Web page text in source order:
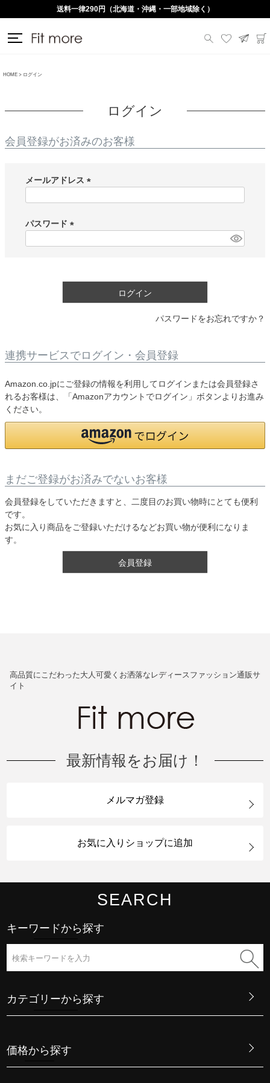
送料一律290円（北海道・沖縄・一部地域除く）
HOME ログイン
ログイン
会員登録がお済みのお客様
メールアドレス
)
パスワード
ログイン
パスワードをお忘れですか？
連携サービスでログイン・会員登録
Amazon.co.jpにご登録の情報を利用してログインまたは会員登録さ
れるお客様は、「Amazonアカウントでログイン」ボタンよりお進み
ください。
まだご登録がお済みでないお客様
会員登録をしていただきますと、二度目のお買い物時にとても便利
です。
お気に入り商品をご登録いただけるなどお買い物が便利になりま
す。
会員登録
高品質にこだわった大人可愛くお洒落なレディースファッション通販サ
イト
最新情報をお届け！
メルマガ登録
お気に入りショップに追加
SEARCH
キーワードから探す
カテゴリーから探す
価格から探す